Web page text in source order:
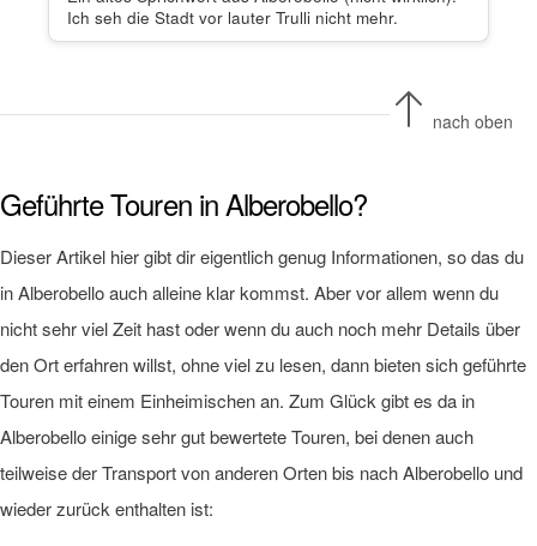
Ich seh die Stadt vor lauter Trulli nicht mehr.
nach oben
Geführte Touren in Alberobello?
Dieser Artikel hier gibt dir eigentlich genug Informationen, so das du
in Alberobello auch alleine klar kommst. Aber vor allem wenn du
nicht sehr viel Zeit hast oder wenn du auch noch mehr Details über
den Ort erfahren willst, ohne viel zu lesen, dann bieten sich geführte
Touren mit einem Einheimischen an. Zum Glück gibt es da in
Alberobello einige sehr gut bewertete Touren, bei denen auch
teilweise der Transport von anderen Orten bis nach Alberobello und
wieder zurück enthalten ist: